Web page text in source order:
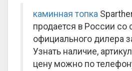
каминная топка
продается в России со
официального дилера
Узнать наличие,
цену можно по